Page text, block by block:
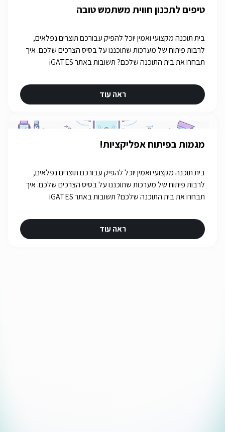
טיפים לתכנון חווית משתמש טובה
בית תוכנה מקצועי ואמין יוכל להפיק עבורכם תוצרים נפלאים,
לרבות פיתוח של מערכות שתוכננו על בסיס הצרכים שלכם. איך
תבחרו את בית התוכנה שלכם? תשובות באתר iGATES
ראה עוד
מגמות בפיתוח אפליקציות!
בית תוכנה מקצועי ואמין יוכל להפיק עבורכם תוצרים נפלאים,
לרבות פיתוח של מערכות שתוכננו על בסיס הצרכים שלכם. איך
תבחרו את בית התוכנה שלכם? תשובות באתר iGATES
ראה עוד